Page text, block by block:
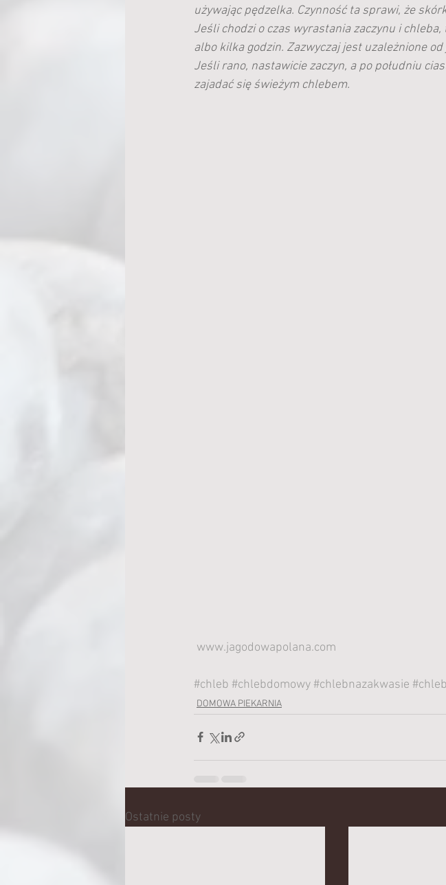
używając pędzelka. Czynność ta sprawi, że
Jeśli chodzi o czas wyrastania zaczynu i
albo kilka godzin. Zazwyczaj jest uzależnione
Jeśli rano, nastawicie zaczyn, a po południu
zajadać się świeżym chlebem.
www.jagodowapolana.com
#chleb #chlebdomowy#chlebnazakwasie
DOMOWA PIEKARNIA
Ostatnie posty